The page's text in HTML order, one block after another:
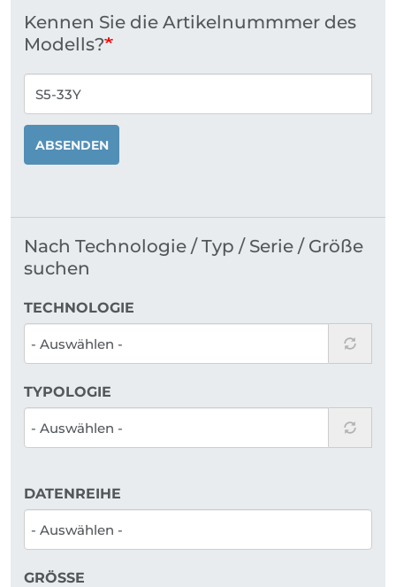
Kennen Sie die Artikelnummmer des
Modells?
ABSENDEN
Nach Technologie / Typ / Serie / Größe
suchen
TECHNOLOGIE
TYPOLOGIE
DATENREIHE
GRÖSSE